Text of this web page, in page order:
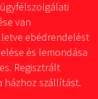
van
ebédrendelést
és lemondása
Regisztrált
házhoz szállítást.